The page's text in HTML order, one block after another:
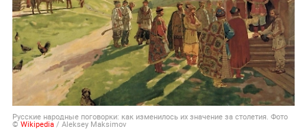
Русские народные поговорки: как изменилось их значение за столетия. Фото
©Wikipedia/ Aleksey Maksimov